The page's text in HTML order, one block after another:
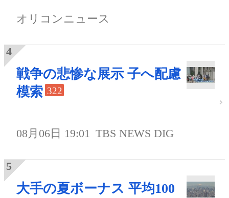
オリコンニュース
戦争の悲惨な展示 子へ配慮
模索 322
08月06日 19:01 TBS NEWS DIG
大手の夏ボーナス 平均100